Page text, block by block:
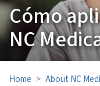
Cómo
NC
Home About NC